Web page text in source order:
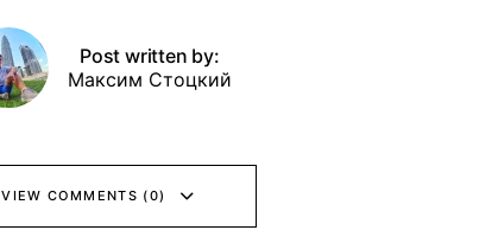
Post written by:
Максим Стоцкий
VIEW COMMENTS (0)